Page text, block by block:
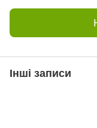
Інші записи